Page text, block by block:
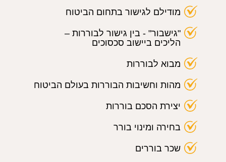
מודילם לגישור בתחום הביטוח
"גישבור" - בין גישור לבוררות –
הליכים ביישוב סכסוכים
מבוא לבוררות
מהות וחשיבות הבוררות בעולם הביטוח
יצירת הסכם בוררות
בחירה ומינוי בורר
שכר בוררים